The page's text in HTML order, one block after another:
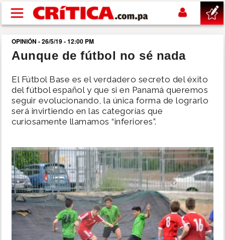
Pasar al contenido principal
buscar
NACIONAL
SHOW
DEPORTES
MUNDO
OPINIÓN - 26/5/19 - 12:00 PM
Aunque de fútbol no sé nada
El Fútbol Base es el verdadero secreto del éxito
del fútbol español y que si en Panamá queremos
seguir evolucionando, la única forma de lograrlo
será invirtiendo en las categorías que
curiosamente llamamos “inferiores”.